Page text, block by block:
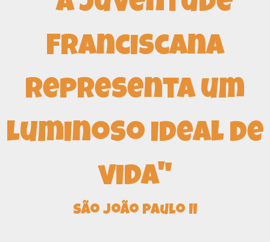
Franciscana
representa um
luminoso ideal de
vida"
São João Paulo II